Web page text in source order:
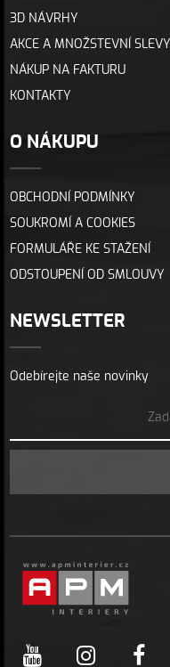
3D NÁVRHY
AKCE A MNOŽSTEVNÍ SLEVY
NÁKUP NA FAKTURU
KONTAKTY
O NÁKUPU
OBCHODNÍ PODMÍNKY
SOUKROMÍ A COOKIES
FORMULÁŘE KE STAŽENÍ
ODSTOUPENÍ OD SMLOUVY
NEWSLETTER
Odebírejte naše novinky